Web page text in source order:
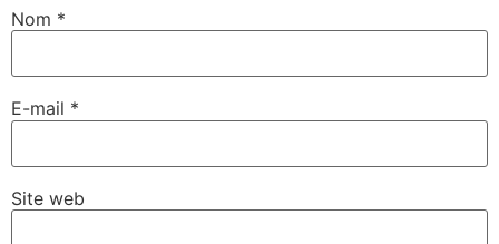
Nom *
E-mail *
Site web